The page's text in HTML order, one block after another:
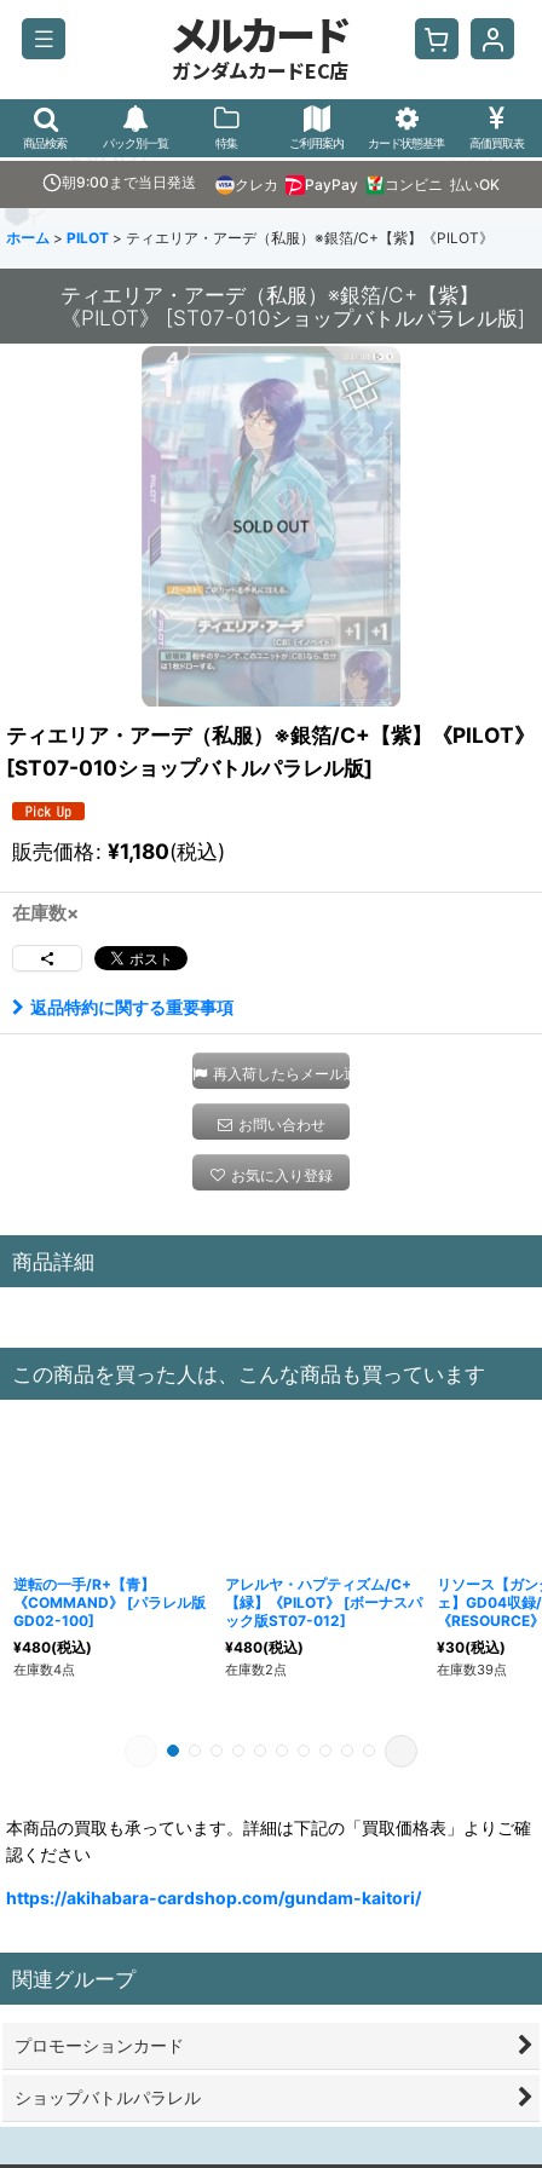
メルカード
ガンダムカードEC店
商品検索 パック別一覧 特集 ご利用案内 カード状態基準 高価買取表
朝9:00まで当日発送 クレカ PayPay コンビニ 払いOK
ホーム > PILOT > ティエリア・アーデ（私服）※銀箔/C+【紫】《PILOT》
ティエリア・アーデ（私服）※銀箔/C+【紫】
《PILOT》
[ST07-010ショップバトルパラレル版]
ティエリア・アーデ（私服）※銀箔/C+【紫】《PILOT》
[ST07-010ショップバトルパラレル版]
販売価格: ¥1,180(税込)
在庫数×
返品特約に関する重要事項
再入荷したらメール通知
お問い合わせ
お気に入り登録
商品詳細
この商品を買った人は、こんな商品も買っています
逆転の一手/R+【青】
《COMMAND》
[パラレル版
GD02-100]
¥480(税込)
在庫数4点
アレルヤ・ハプティズム/C+
【緑】《PILOT》
[ボーナスパ
ック版ST07-012]
¥480(税込)
在庫数2点
リソース【ガ
ェ】GD04収
《RESOURCE
¥30(税込)
在庫数39点
本商品の買取も承っています。詳細は下記の「買取価格表」よりご確
認ください
https://akihabara-cardshop.com/gundam-kaitori/
関連グループ
プロモーションカード
ショップバトルパラレル